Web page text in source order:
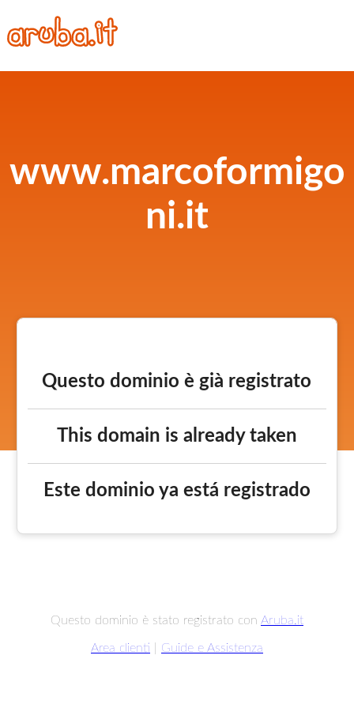
www.marcoformigo
ni.it
Questo dominio è già registrato
This domain is already taken
Este dominio ya está registrado
Questo dominio è stato registrato con Aruba.it
Area clienti Guide e Assistenza